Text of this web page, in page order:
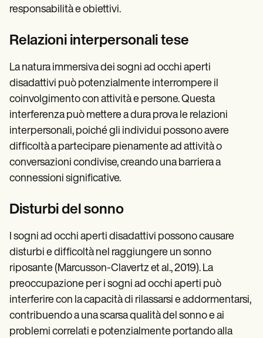
responsabilità e obiettivi.
Relazioni interpersonali tese
La natura immersiva dei sogni ad occhi aperti
disadattivi può potenzialmente interrompere il
coinvolgimento con attività e persone. Questa
interferenza può mettere a dura prova le relazioni
interpersonali, poiché gli individui possono avere
difficoltà a partecipare pienamente ad attività o
conversazioni condivise, creando una barriera a
connessioni significative.
Disturbi del sonno
I sogni ad occhi aperti disadattivi possono causare
disturbi e difficoltà nel raggiungere un sonno
riposante (Marcusson-Clavertz et al., 2019). La
preoccupazione per i sogni ad occhi aperti può
interferire con la capacità di rilassarsi e addormentarsi,
contribuendo a una scarsa qualità del sonno e ai
problemi correlati e potenzialmente portando alla